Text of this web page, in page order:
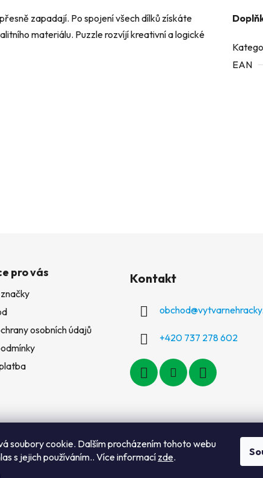
soubory cookie. Dalším procházením tohoto webu
s jejich používáním.. Více informacízde.
zapadají. Po spojení všech dílků získáte
materiálu. Puzzle rozvíjí kreativní a logické
EAN
pro vás
osobních údajů
Kontakt
obchod@
+420 737 278 602